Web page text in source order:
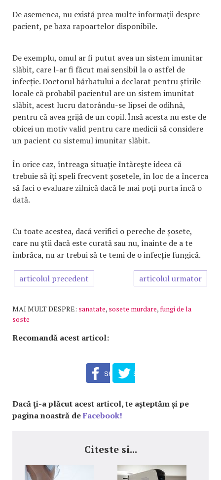
De asemenea, nu există prea multe informații despre
pacient, pe baza rapoartelor disponibile.
De exemplu, omul ar fi putut avea un sistem imunitar
slăbit, care l-ar fi făcut mai sensibil la o astfel de
infecție. Doctorul bărbatului a declarat pentru știrile
locale că probabil pacientul are un sistem imunitat
slăbit, acest lucru datorându-se lipsei de odihnă,
pentru că avea grijă de un copil. Însă acesta nu este de
obicei un motiv valid pentru care medicii să considere
un pacient cu sistemul imunitar slăbit.
În orice caz, întreaga situație întărește ideea că
trebuie să îți speli frecvent șosetele, în loc de a încerca
să faci o evaluare zilnică dacă le mai poți purta încă o
dată.
Cu toate acestea, dacă verifici o pereche de șosete,
care nu știi dacă este curată sau nu, înainte de a te
îmbrăca, nu ar trebui să te temi de o infecție fungică.
articolul precedent articolul urmator
MAI MULT DESPRE: sanatate, sosete murdare,fungi de la
soste
Recomandă acest articol:
Dacă ţi-a plăcut acest articol, te așteptăm și pe
pagina noastră deFacebook!
Citeste si...